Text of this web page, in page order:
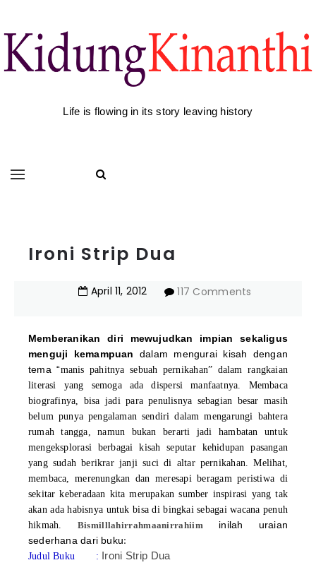
Life is flowing in its story leaving history
Ironi Strip Dua
April 11, 2012 117 Comments
Memberanikan diri mewujudkan impian sekaligus
menguji kemampuan dalam mengurai kisah dengan
tema “manis pahitnya sebuah pernikahan” dalam rangkaian
literasi yang semoga ada dispersi manfaatnya. Membaca
biografinya, bisa jadi para penulisnya sebagian besar masih
belum punya pengalaman sendiri dalam mengarungi bahtera
rumah tangga, namun bukan berarti jadi hambatan untuk
mengeksplorasi berbagai kisah seputar kehidupan pasangan
yang sudah berikrar janji suci di altar pernikahan. Melihat,
membaca, merenungkan dan meresapi beragam peristiwa di
sekitar keberadaan kita merupakan sumber inspirasi yang tak
akan ada habisnya untuk bisa di bingkai sebagai wacana penuh
hikmah. Bismilllahirrahmaanirrahiim
inilah uraian
sederhana dari buku:
Judul Buku : Ironi Strip Dua